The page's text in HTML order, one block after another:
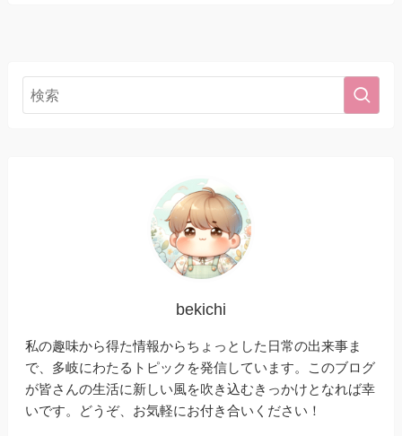
bekichi
私の趣味から得た情報からちょっとした日常の出来事ま
で、多岐にわたるトピックを発信しています。このブログ
が皆さんの生活に新しい風を吹き込むきっかけとなれば幸
いです。どうぞ、お気軽にお付き合いください！